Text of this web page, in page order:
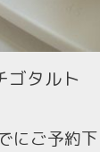
タルト
にご予約下